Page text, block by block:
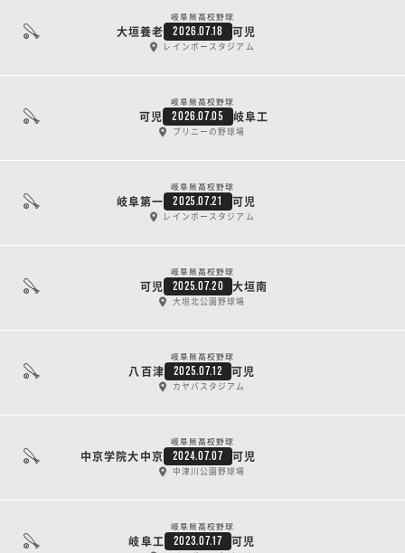
岐阜県高校野球
大垣養老 2026.07.18 可児
レインボースタジアム
岐阜県高校野球
可児 2026.07.05 岐阜工
プリニーの野球場
岐阜県高校野球
岐阜第一 2025.07.21 可児
レインボースタジアム
岐阜県高校野球
可児 2025.07.20 大垣南
大垣北公園野球場
岐阜県高校野球
八百津 2025.07.12 可児
カヤバスタジアム
岐阜県高校野球
中京学院大中京 2024.07.07 可児
中津川公園野球場
岐阜県高校野球
岐阜工 2023.07.17 可児